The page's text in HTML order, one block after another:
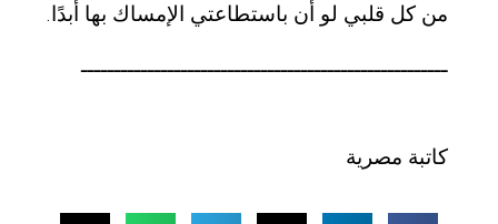
من كل قلبي لو أن باستطاعتي الإمساك بها أبدًا.
ـــــــــــــــــــــــــــــــــــــــــــــــــــــــ
كاتبة مصرية